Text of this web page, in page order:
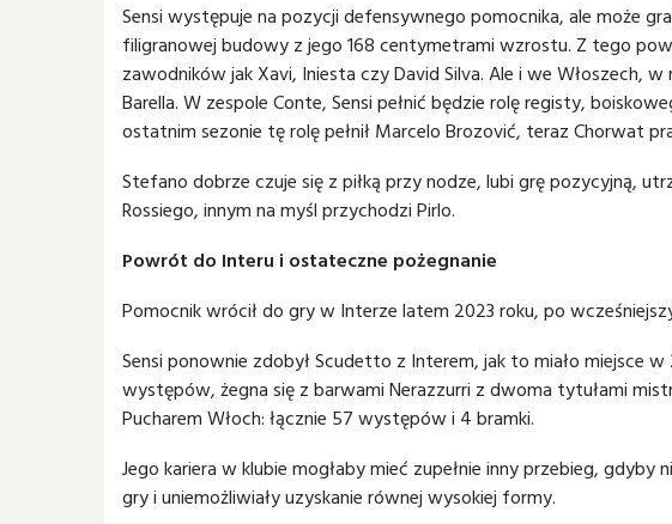
Sensi występuje na pozycji defensywnego pomocnika, ale może
filigranowej budowy z jego 168 centymetrami wzrostu. Z tego
zawodników jak Xavi, Iniesta czy David Silva. Ale i we Włoszech,
Barella. W zespole Conte, Sensi pełnić będzie rolę registy,
ostatnim sezonie tę rolę pełnił Marcelo Brozović, teraz Chorwat
Stefano dobrze czuje się z piłką przy nodze, lubi grę pozycyjną,
Rossiego, innym na myśl przychodzi Pirlo.
Powrót do Interu i ostateczne pożegnanie
Pomocnik wrócił do gry w Interze latem 2023 roku, po
Sensi ponownie zdobył Scudetto z Interem, jak to miało miejsce
występów, żegna się z barwami Nerazzurri z dwoma tytułami
Pucharem Włoch: łącznie 57 występów i 4 bramki.
Jego kariera w klubie mogłaby mieć zupełnie inny przebieg,
gry i uniemożliwiały uzyskanie równej wysokiej formy.